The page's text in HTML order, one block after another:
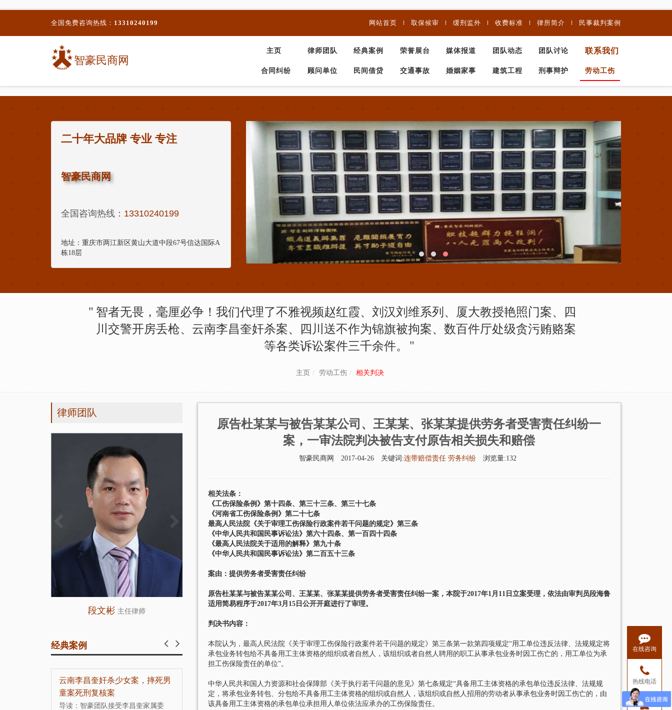
全国免费咨询热线： 13310240199 网站首页 取保候审 缓刑监外 收费标准 律所简介 民事裁判案例
智豪民商网
主页 律师团队 经典案例 荣誉展台 媒体报道 团队动态 团队讨论 联系我们
合同纠纷 顾问单位 民间借贷 交通事故 婚姻家事 建筑工程 刑事辩护 劳动工伤
二十年大品牌 专业 专注
智豪民商网
全国咨询热线： 13310240199
地址：重庆市两江新区黄山大道中段67号信达国际A
栋18层
智者无畏，毫厘必争！我们代理了不雅视频赵红霞、刘汉刘维系列、厦大教授艳照门案、四
川交警开房丢枪、云南李昌奎奸杀案、四川送不作为锦旗被拘案、数百件厅处级贪污贿赂案
等各类诉讼案件三千余件。
主页 劳动工伤 相关判决
律师团队
段文彬 主任律师
经典案例
云南李昌奎奸杀少女案，摔死男
童案死刑复核案
导读：智豪团队接受李昌奎家属委
智豪律师成功代理赵红霞不雅视
频案（缓刑）
6月28日下午2点，在重庆市渝北区人
智豪团队代理刘汉、刘维全国特
大涉黑上诉系列案一主犯二审辩
护
原告杜某某与被告某某公司、王某某、张某某提供劳务者受害责任纠纷一
案，一审法院判决被告支付原告相关损失和赔偿
智豪民商网 2017-04-26 关键词:连带赔偿责任劳务纠纷 浏览量:132
相关法条：
《工伤保险条例》第十四条、第三十三条、第三十七条
《河南省工伤保险条例》第二十七条
最高人民法院《关于审理工伤保险行政案件若干问题的规定》第三条
《中华人民共和国民事诉讼法》第六十四条、第一百四十四条
《最高人民法院关于适用的解释》第九十条
《中华人民共和国民事诉讼法》第二百五十三条
案由：提供劳务者受害责任纠纷
原告杜某某与被告某某公司、王某某、张某某提供劳务者受害责任纠纷一案，本院于2017年1月11日立案受理，依法由审判员段海鲁
适用简易程序于2017年3月15日公开开庭进行了审理。
判决书内容：
本院认为，最高人民法院《关于审理工伤保险行政案件若干问题的规定》第三条第一款第四项规定“用工单位违反法律、法规规定将
承包业务转包给不具备用工主体资格的组织或者自然人，该组织或者自然人聘用的职工从事承包业务时因工伤亡的，用工单位为承
担工伤保险责任的单位”。
中华人民共和国人力资源和社会保障部《关于执行若干问题的意见》第七条规定“具备用工主体资格的承包单位违反法律、法规规
定，将承包业务转包、分包给不具备用工主体资格的组织或自然人，该组织或自然人招用的劳动者从事承包业务时因工伤亡的，由
该具备用工主体资格的承包单位承担用人单位依法应承办的工伤保险责任。
在线咨询
热线电话